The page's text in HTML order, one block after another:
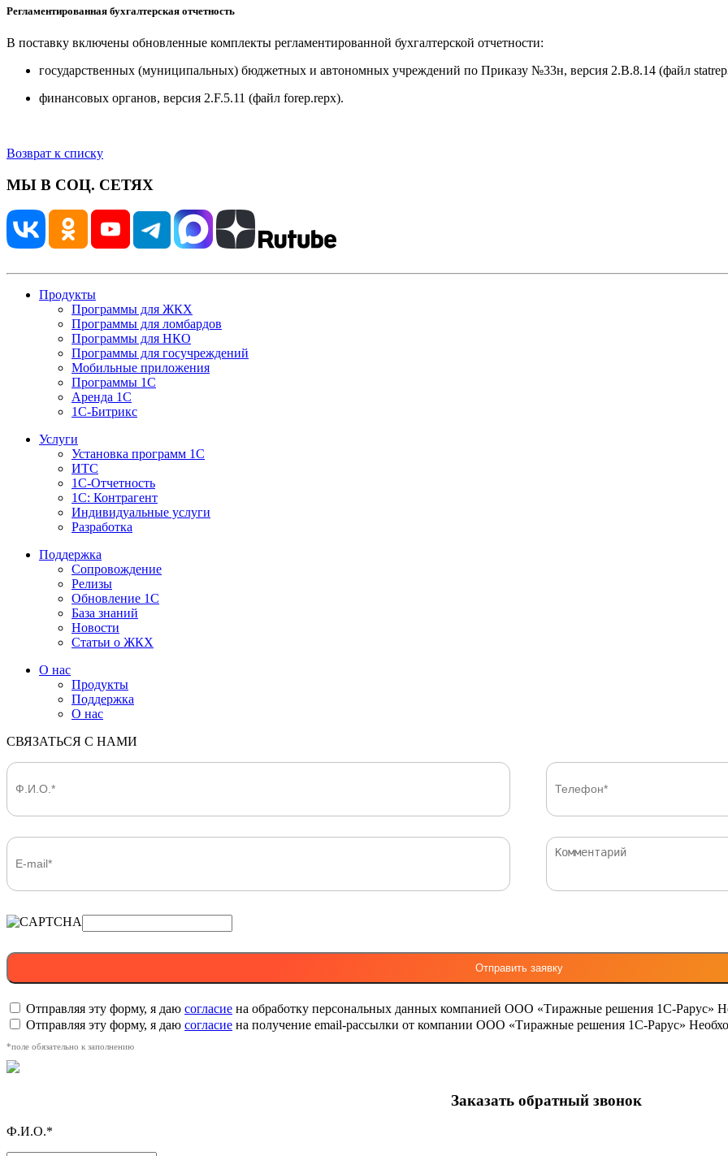
Регламентированная бухгалтерская отчетность
В поставку включены обновленные комплекты регламентированной бухгалтерской отчетности:
государственных (муниципальных) бюджетных и автономных учреждений по Приказу №33н, версия 2.B.8.14 (файл
финансовых органов, версия 2.F.5.11 (файл forep.repx).
Возврат к списку
МЫ В СОЦ. СЕТЯХ
Продукты
Программы для ЖКХ
Программы для ломбардов
Программы для НКО
Программы для госучреждений
Мобильные приложения
Программы 1С
Аренда 1С
1С-Битрикс
Услуги
Установка программ 1С
ИТС
1С-Отчетность
1С: Контрагент
Индивидуальные услуги
Разработка
Поддержка
Сопровождение
Релизы
Обновление 1С
База знаний
Новости
Статьи о ЖКХ
О нас
Продукты
Поддержка
О нас
СВЯЗАТЬСЯ С НАМИ
Отправляя эту форму, я даю согласие на обработку персональных данных компанией ООО «Тиражные решения 1С-Рарус»
Отправляя эту форму, я даю согласие на получение email-рассылки от компании ООО «Тиражные решения 1С-Рарус»
*поле обязательно к заполнению
Заказать обратный звонок
Ф.И.О.*